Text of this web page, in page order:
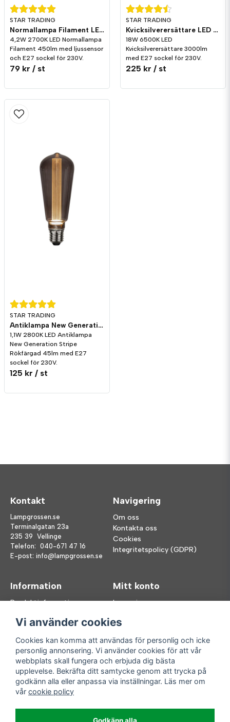
STAR TRADING
Normallampa Filament LED ljussensor 450lm E27 2700K
4,2W 2700K LED Normallampa
Filament 450lm med ljussensor
och E27 sockel för 230V.
79 kr / st
STAR TRADING
Kvicksilverersättare LED 3000lm E27 6500K
18W 6500K LED
Kvicksilverersättare 3000lm
med E27 sockel för 230V.
225 kr / st
STAR TRADING
Antiklampa New Generation Stripe Rökfärgad LED 45lm E27 2800K
1,1W 2800K LED Antiklampa
New Generation Stripe
Rökfärgad 45lm med E27
sockel för 230V.
125 kr / st
Kontakt
Lampgrossen.se
Terminalgatan 23a
235 39 Vellinge
Telefon: 040-671 47 16
E-post: info@lampgrossen.se
Navigering
Om oss
Kontakta oss
Cookies
Integritetspolicy (GDPR)
Information
Produktinformation
FAQ
Mitt konto
Logga in
Glömt lösenord?
Följ oss
Facebook
Instagram
Handla enkelt
Enkla leveranser
Vi använder cookies
Cookies kan komma att användas för personlig och icke
personlig annonsering. Vi använder cookies för att vår
webbplats skall fungera och erbjuda dig bästa
upplevelse. Bekräfta ditt samtycke genom att trycka på
godkänn alla eller anpassa via inställningar. Läs mer om
vår cookie policy
Godkänn alla